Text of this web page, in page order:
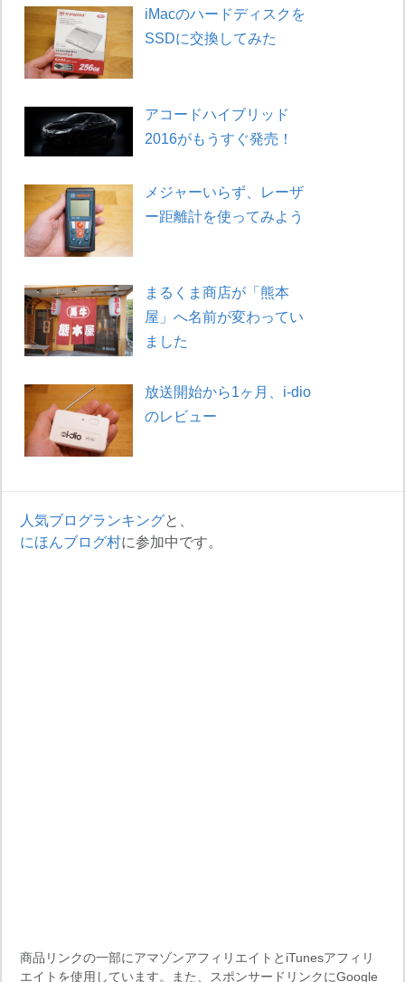
iMacのハードディスクを
SSDに交換してみた
アコードハイブリッド
2016がもうすぐ発売！
メジャーいらず、レーザ
ー距離計を使ってみよう
まるくま商店が「熊本
屋」へ名前が変わってい
ました
放送開始から1ヶ月、i-dio
のレビュー
人気ブログランキングと、
にほんブログ村に参加中です。
商品リンクの一部にアマゾンアフィリエイトとiTunesアフィリ
エイトを使用しています。また、スポンサードリンクにGoogle